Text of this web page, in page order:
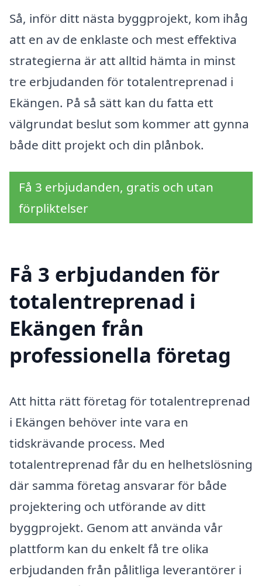
Så, inför ditt nästa byggprojekt, kom ihåg
att en av de enklaste och mest effektiva
strategierna är att alltid hämta in minst
tre erbjudanden för totalentreprenad i
Ekängen. På så sätt kan du fatta ett
välgrundat beslut som kommer att gynna
både ditt projekt och din plånbok.
Få 3 erbjudanden, gratis och utan
förpliktelser
Få 3 erbjudanden för
totalentreprenad i
Ekängen från
professionella företag
Att hitta rätt företag för totalentreprenad
i Ekängen behöver inte vara en
tidskrävande process. Med
totalentreprenad får du en helhetslösning
där samma företag ansvarar för både
projektering och utförande av ditt
byggprojekt. Genom att använda vår
plattform kan du enkelt få tre olika
erbjudanden från pålitliga leverantörer i